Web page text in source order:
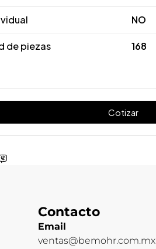
NO
de piezas 168
Cotizar
Contacto
Email
ventas@bemohr.com.mx